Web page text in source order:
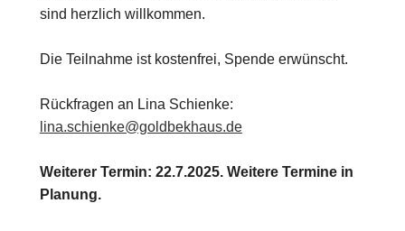
sind herzlich willkommen.
Die Teilnahme ist kostenfrei, Spende erwünscht.
Rückfragen an Lina Schienke:
lina.schienke@goldbekhaus.de
Weiterer Termin: 22.7.2025. Weitere Termine in
Planung.